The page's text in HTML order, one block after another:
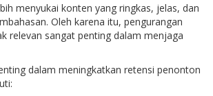
menyukai konten yang ringkas, jelas, dan
Oleh karena itu, pengurangan
relevan sangat penting dalam menjaga
dalam meningkatkan retensi penonton